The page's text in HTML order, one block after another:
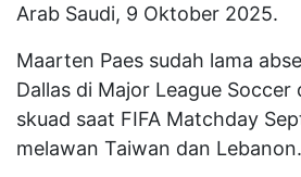
Arab Saudi, 9 Oktober 2025.
Maarten Paes sudah lama
Dallas di Major League Soccer
skuad saat FIFA Matchday
melawan Taiwan dan Lebanon.